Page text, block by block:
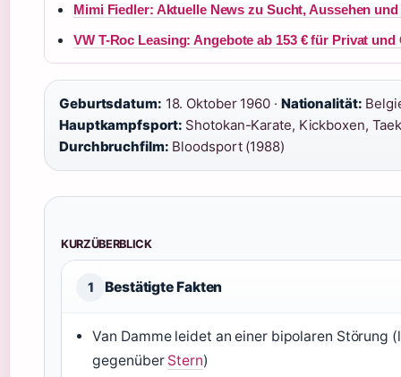
Mimi Fiedler: Aktuelle News zu Sucht, Aussehen
VW T-Roc Leasing: Angebote ab 153 € für Privat und
Geburtsdatum: 18. Oktober 1960 · Nationalität:
Hauptkampfsport: Shotokan-Karate, Kickboxen,
Durchbruchfilm: Bloodsport (1988)
KURZÜBERBLICK
1 Bestätigte Fakten
Van Damme leidet an einer bipolaren Störung
gegenüber Stern)